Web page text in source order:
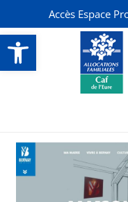
Ouvrir la barre d’outils
Accès Espace